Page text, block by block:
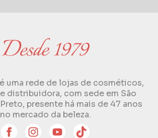
uma rede de lojas de cosméticos,
distribuidora, com sede em São
presente há mais de 47 anos
no mercado da beleza.